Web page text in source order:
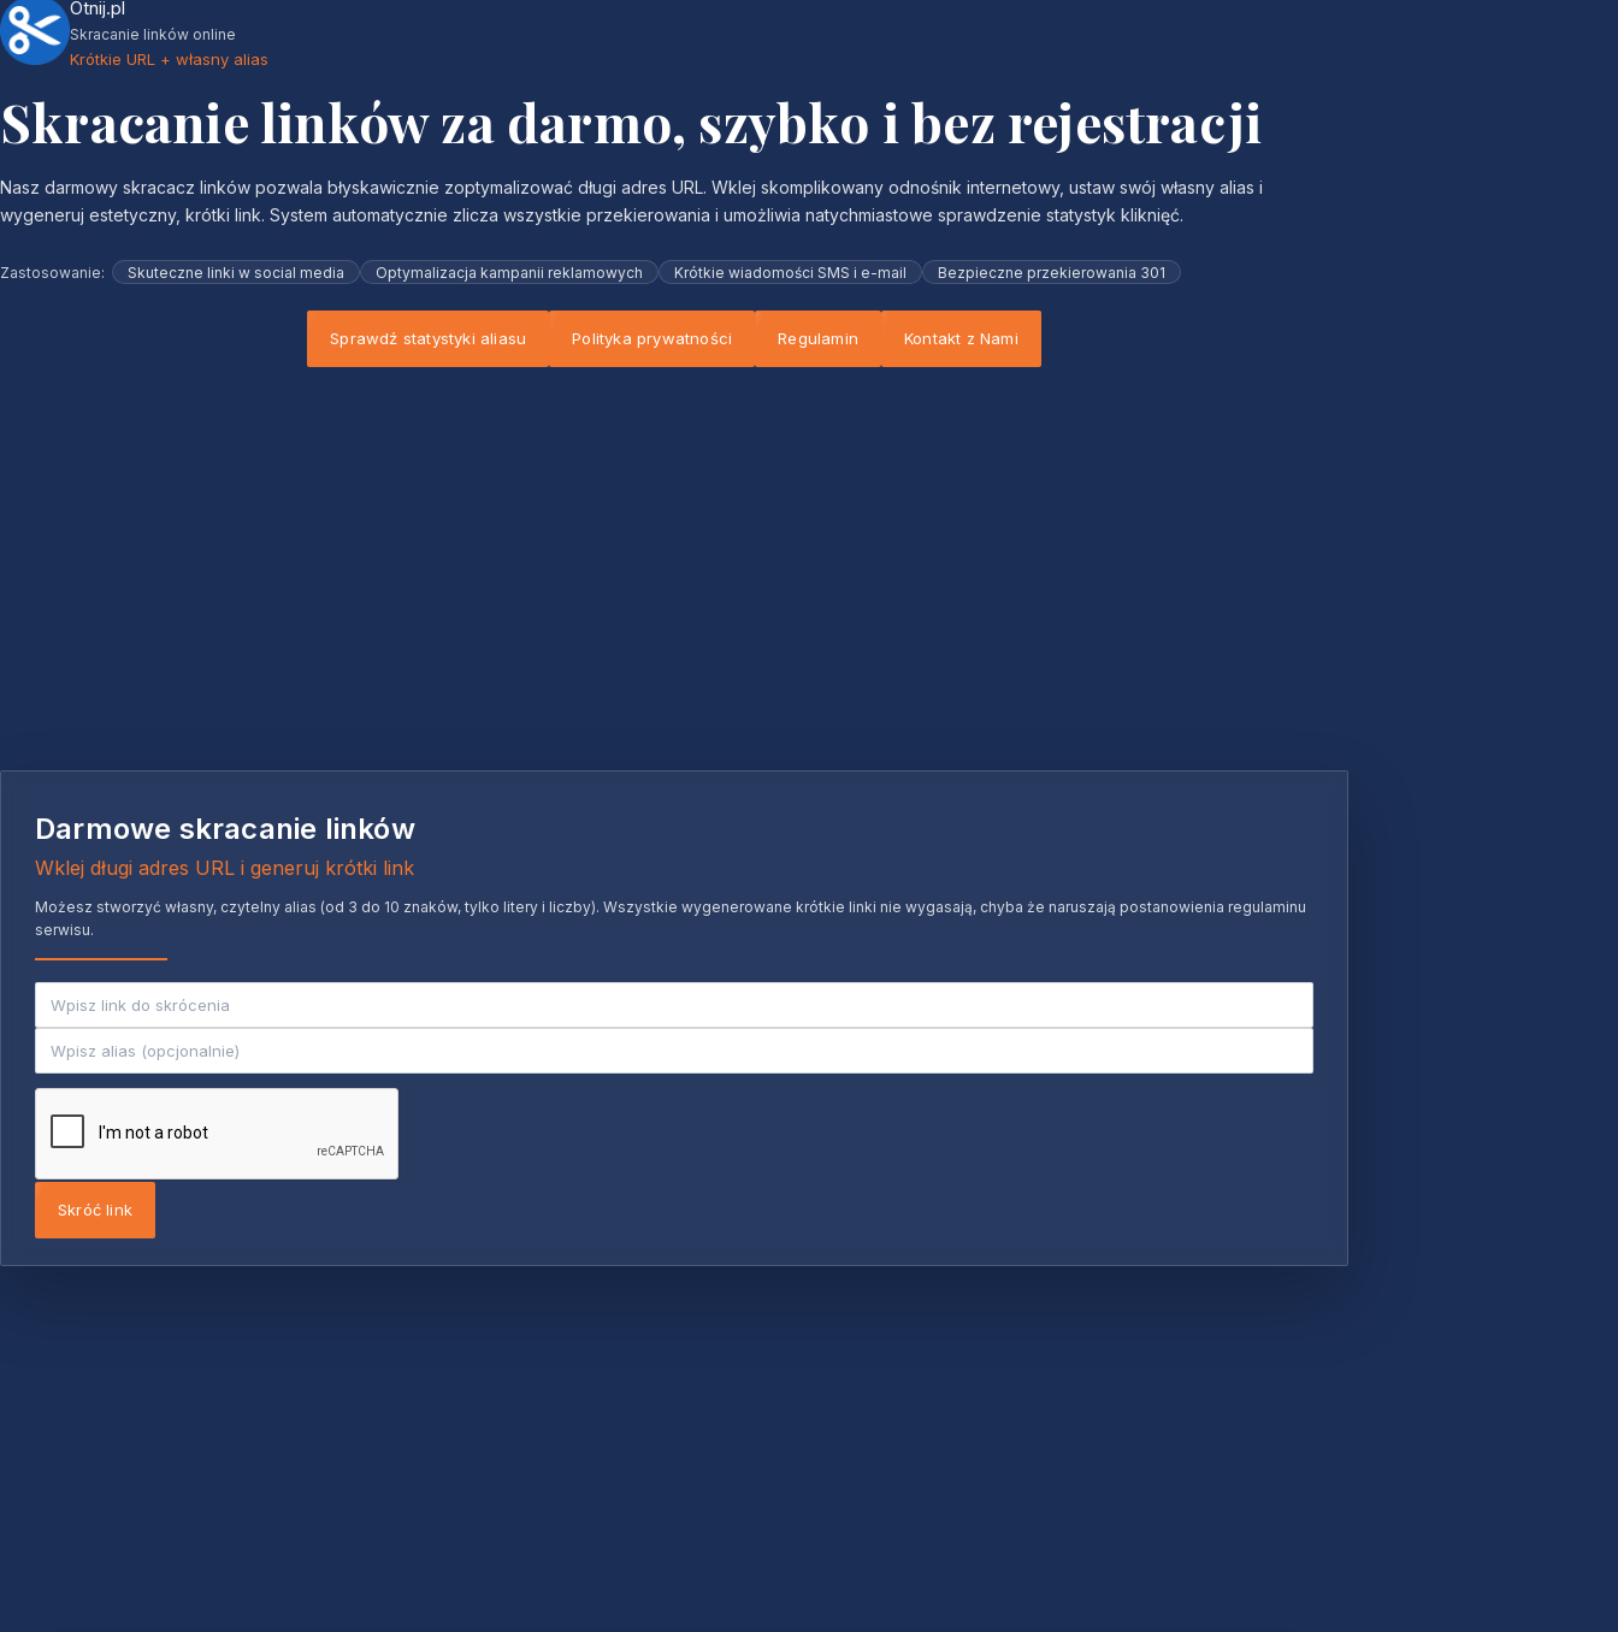
Otnij.pl
Skracanie linków online
Krótkie URL + własny alias
Skracanie linków za darmo, szybko i bez rejestracji
Nasz darmowy skracacz linków pozwala błyskawicznie zoptymalizować długi adres URL. Wklej skomplikowany odnośnik internetowy, ustaw swój własny alias i
wygeneruj estetyczny, krótki link. System automatycznie zlicza wszystkie przekierowania i umożliwia natychmiastowe sprawdzenie statystyk kliknięć.
Zastosowanie: Skuteczne linki w social media Optymalizacja kampanii reklamowych Krótkie wiadomości SMS i e-mail Bezpieczne przekierowania 301
Sprawdź statystyki aliasu Polityka prywatności Regulamin Kontakt z Nami
Darmowe skracanie linków
Wklej długi adres URL i generuj krótki link
Możesz stworzyć własny, czytelny alias (od 3 do 10 znaków, tylko litery i liczby). Wszystkie wygenerowane krótkie linki nie wygasają, chyba że naruszają postanowienia regulaminu
serwisu.
Skróć link